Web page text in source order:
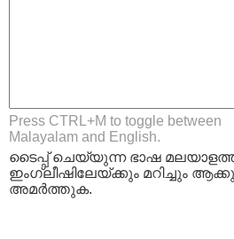
Press CTRL+M to toggle between
Malayalam and English.
ടൈപ്പ്‌ ചെയ്യുന്ന ഭാഷ
ഇംഗ്ലീഷിലേയ്ക്കും മറിച്ചും
അമര്‍ത്തുക.